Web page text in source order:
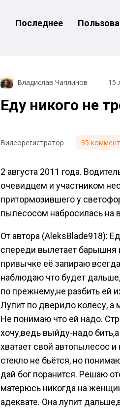
Последнее
Владислав Чаплинов 15
Еду никого не
Видеорегистратор 95
2 августа 2011 года.
очевидцем и участником
притормозившего у
пылесосом набросилась на
От автора (AleksBlade918):
спереди вылетает барышня
привычке её запираю
наблюдаю что будет
по прежнему,не разбить ей
Лупит по двери,по колесу,
Не понимаю что ей надо.
хочу,ведь выйду-надо
хватает свой автопылесос и
стекло не бьётся, но
дай бог поранится. Решаю
матерюсь никогда на
адеквате. Она лупит